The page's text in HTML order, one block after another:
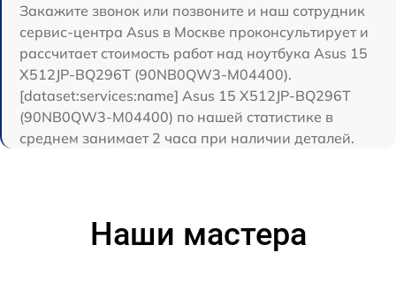
Закажите звонок или позвоните и наш сотрудник
сервис-центра Asus в Москве проконсультирует и
рассчитает стоимость работ над ноутбука Asus 15
X512JP-BQ296T (90NB0QW3-M04400).
[dataset:services:name] Asus 15 X512JP-BQ296T
(90NB0QW3-M04400) по нашей статистике в
среднем занимает 2 часа при наличии деталей.
Наши мастера